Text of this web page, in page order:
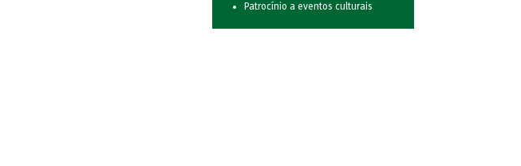
Patrocínio a eventos culturais